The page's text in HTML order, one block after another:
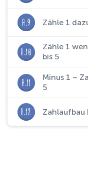
A.9 Zähle 1
A.10
Zähle 1
bis 5
A.11
Minus 1 –
5
A.12 Zahlaufbau